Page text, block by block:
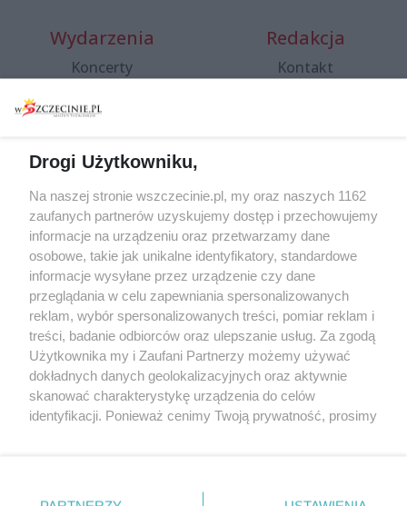
Wydarzenia
Koncerty
Spacery i oprowadzania
targi
Wernisaże
Więcej
Redakcja
Kontakt
Specjalny koncert z okazji
20. urodzin portalu
wSzczecinie.pl
Regulamin konkursów
śniadaniówka "Hej
Szczecin! Jest piątek!"
Partnerzy
Praca Szczecin
Drogi Użytkowniku,
Na naszej stronie wszczecinie.pl, my oraz naszych 1162
zaufanych partnerów uzyskujemy dostęp i przechowujemy
informacje na urządzeniu oraz przetwarzamy dane
osobowe, takie jak unikalne identyfikatory, standardowe
informacje wysyłane przez urządzenie czy dane
przeglądania w celu zapewniania spersonalizowanych
reklam, wybór spersonalizowanych treści, pomiar reklam i
treści, badanie odbiorców oraz ulepszanie usług. Za zgodą
Użytkownika my i Zaufani Partnerzy możemy używać
dokładnych danych geolokalizacyjnych oraz aktywnie
skanować charakterystykę urządzenia do celów
identyfikacji. Ponieważ cenimy Twoją prywatność, prosimy
prywatności znajdujący się w lewym dolnym rogu strony